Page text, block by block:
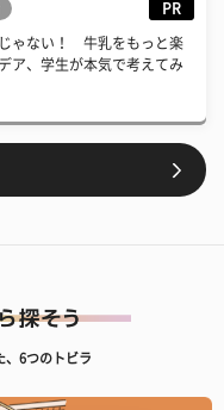
PR
ゃない！ 牛乳をもっと楽
ア、学生が本気で考えてみ
、6つのトビラ